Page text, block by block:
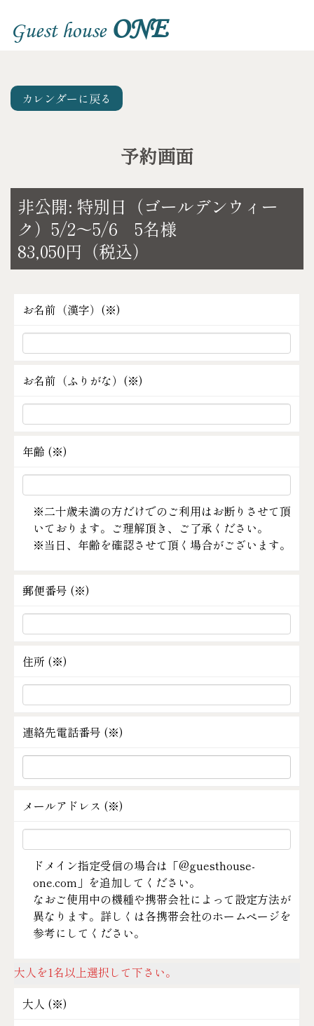
Guest house ONE
カレンダーに戻る
予約画面
非公開: 特別日（ゴールデンウィー
ク）5/2～5/6 5名様
83,050円（税込）
お名前（漢字）(※)
お名前（ふりがな）(※)
年齢 (※)
※二十歳未満の方だけでのご利用はお断りさせて頂
いております。ご理解頂き、ご了承ください。
※当日、年齢を確認させて頂く場合がございます。
郵便番号 (※)
住所 (※)
連絡先電話番号 (※)
メールアドレス (※)
ドメイン指定受信の場合は「@guesthouse-
one.com」を追加してください。
なおご使用中の機種や携帯会社によって設定方法が
異なります。詳しくは各携帯会社のホームページを
参考にしてください。
大人を1名以上選択して下さい。
大人 (※)